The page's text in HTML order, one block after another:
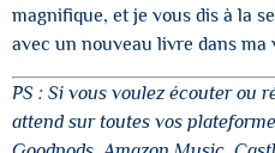
magnifique, et je vous dis à la
avec un nouveau livre dans ma
PS : Si vous voulez écouter ou
attend sur toutes vos